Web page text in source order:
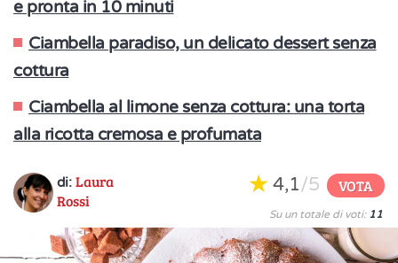
e pronta in 10 minuti
Ciambella paradiso, un delicato dessert senza
cottura
Ciambella al limone senza cottura: una torta
alla ricotta cremosa e profumata
di: Laura
Rossi
4,1/5 VOTA
Su un totale di voti: 11